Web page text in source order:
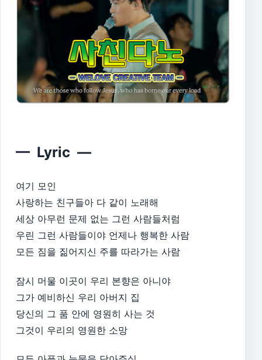
— Lyric —
여기 모인
사랑하는 친구들아 다 같이 노래해
세상 아무런 문제 없는 그런 사람들처럼
우린 그런 사람들이야 언제나 행복한 사람
모든 짐을 짊어지신 주를 따라가는 사람
잠시 머물 이곳이 우리 본향은 아니야
그가 예비하신 우리 아버지 집
당신의 그 품 안에 영원히 사는 것
그것이 우리의 영원한 소망